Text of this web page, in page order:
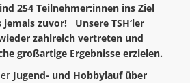
254 Teilnehmer:innen ins Ziel
zuvor! Unsere TSH‘ler
zahlreich vertreten und
großartige Ergebnisse erzielen.
Jugend- und Hobbylauf über